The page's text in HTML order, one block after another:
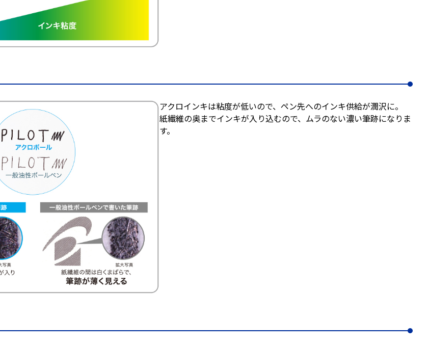
アクロインキは粘度が低いので、ペン先へのインキ供給が潤沢に。
紙繊維の奥までインキが入り込むので、ムラのない濃い筆跡になりま
す。